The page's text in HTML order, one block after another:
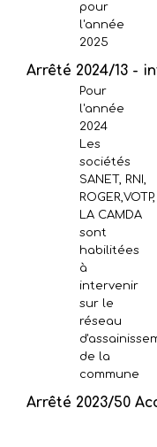
pour
l'année
2025
Arrêté 2024/13 -
Pour
l'année
2024
Les
sociétés
SANET, RNI,
ROGER,VOTP,
LA CAMDA
sont
habilitées
à
intervenir
sur le
réseau
de la
commune
Arrêté 2023/50